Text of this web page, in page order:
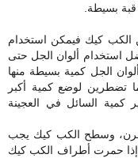
بسيطة.
الكب كيك فيمكن استخدام
استخدام ألوان الجل حتى
الجل كمية بسيطة منها
تضطرين لوضع كمية أكبر
كمية السائل في العجينة
وسطح الكب كيك يجب
إذا حمرت أطراف الكب كيك